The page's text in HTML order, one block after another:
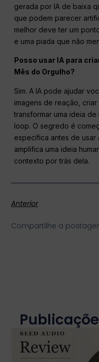
gerada por IA de baixa
que podem parecer
melhor deve ter um
e uma piada que não
Posso usar IA para
Mês do Orgulho?
Sim. A IA pode ajudar
imagens de reação,
transformar uma ideia
loop. O segredo é
específica antes de usar
amplifica uma ideia
contexto por trás dela.
Anterior
Compartilhe a